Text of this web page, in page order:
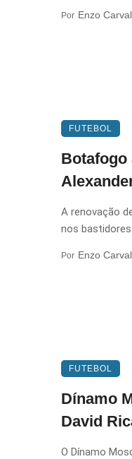
Por Enzo
FUTEBOL
Botafogo
A renovação
nos
Por Enzo
FUTEBOL
Dínamo
David
O Dínamo